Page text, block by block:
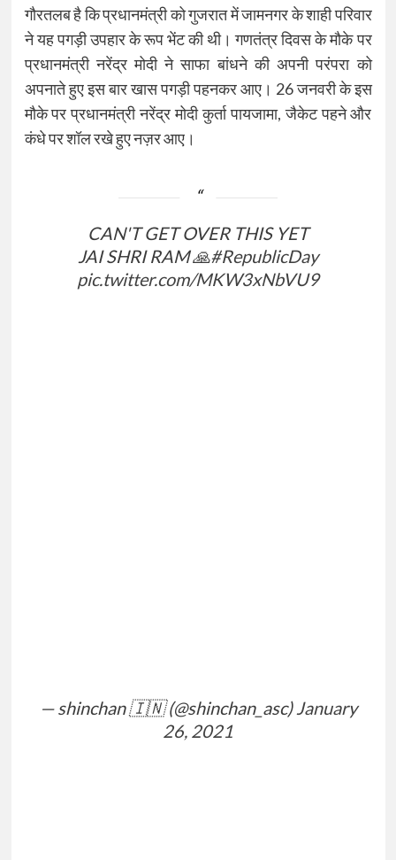
गौरतलब है कि प्रधानमंत्री को गुजरात में जामनगर के शाही परिवार
ने यह पगड़ी उपहार के रूप भेंट की थी। गणतंत्र दिवस के मौके पर
प्रधानमंत्री नरेंद्र मोदी ने साफा बांधने की अपनी परंपरा को
अपनाते हुए इस बार खास पगड़ी पहनकर आए। 26 जनवरी के इस
मौके पर प्रधानमंत्री नरेंद्र मोदी कुर्ता पायजामा, जैकेट पहने और
कंधे पर शॉल रखे हुए नज़र आए।
CAN'T GET OVER THIS YET
JAI SHRI RAM 🙏#RepublicDay
pic.twitter.com/MKW3xNbVU9
— shinchan 🇮🇳 (@shinchan_asc)January
26, 2021